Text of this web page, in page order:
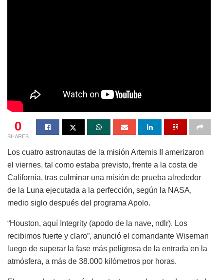
0
SHARES
Los cuatro astronautas de la misión Artemis II amerizaron
el viernes, tal como estaba previsto, frente a la costa de
California, tras culminar una misión de prueba alrededor
de la Luna ejecutada a la perfección, según la NASA,
medio siglo después del programa Apolo.
“Houston, aquí Integrity (apodo de la nave, ndlr). Los
recibimos fuerte y claro”, anunció el comandante Wiseman
luego de superar la fase más peligrosa de la entrada en la
atmósfera, a más de 38.000 kilómetros por horas.